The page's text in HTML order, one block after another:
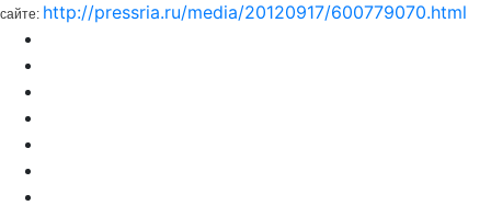
сайте: http://pressria.ru/media/20120917/600779070.html